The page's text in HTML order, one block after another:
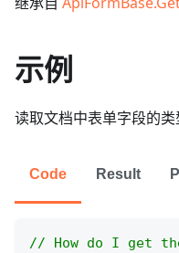
示例
读取文档中表单字段的类
Code Result
// How do I get